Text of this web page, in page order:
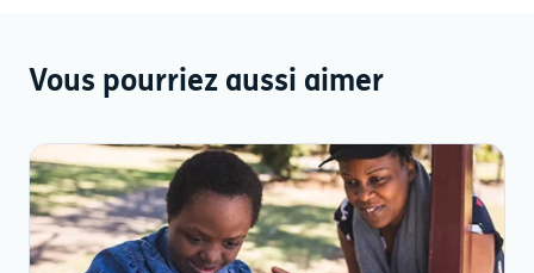
Vous pourriez aussi aimer